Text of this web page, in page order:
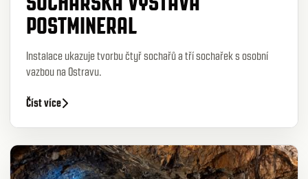
POSTMINERAL
Instalace ukazuje tvorbu čtyř sochařů a tří sochařek s osobní
vazbou na Ostravu.
Číst více